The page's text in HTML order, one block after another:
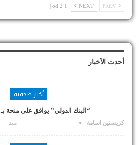
NEXT
1 od 2 |
أحدث الأخبار
أخبار صحفية
“البنك الدولي” يوافق على منحة بـ100 مليون…
كريستين اسامة منذ